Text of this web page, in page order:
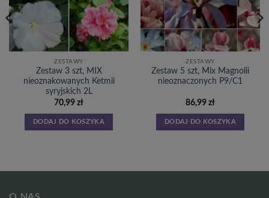
ZESTAWY
Zestaw 3 szt, MIX
nieoznakowanych Ketmii
syryjskich 2L
70,99 zł
DODAJ DO KOSZYKA
ZESTAWY
Zestaw 5 szt, Mix Magnolii
nieoznaczonych P9/C1
86,99 zł
DODAJ DO KOSZYKA